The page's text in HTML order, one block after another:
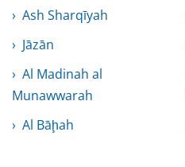
Ash Sharqīyah
Jāzān
Al Madinah al
Munawwarah
Al Bāḩah